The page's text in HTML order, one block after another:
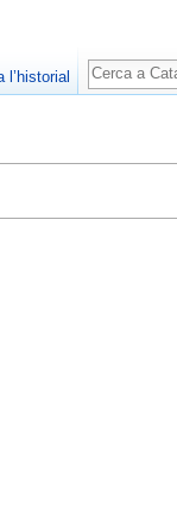
l’historial
Cerca